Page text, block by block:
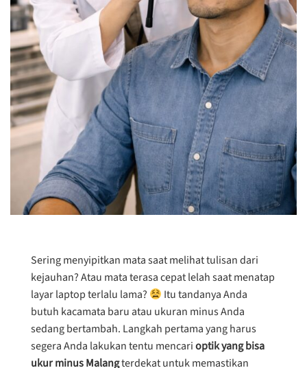
Sering menyipitkan mata saat melihat tulisan dari
kejauhan? Atau mata terasa cepat lelah saat menatap
layar laptop terlalu lama?
Itu tandanya Anda
butuh kacamata baru atau ukuran minus Anda
sedang bertambah. Langkah pertama yang harus
segera Anda lakukan tentu mencarioptik yang bisa
ukur minus Malangterdekat untuk memastikan